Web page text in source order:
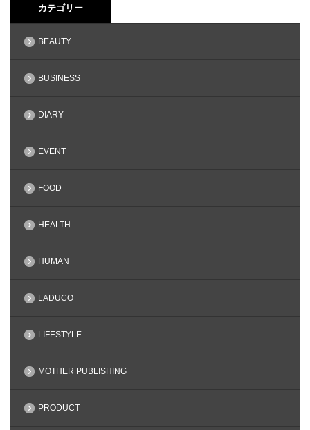
カテゴリー
BEAUTY
BUSINESS
DIARY
EVENT
FOOD
HEALTH
HUMAN
LADUCO
LIFESTYLE
MOTHER PUBLISHING
PRODUCT